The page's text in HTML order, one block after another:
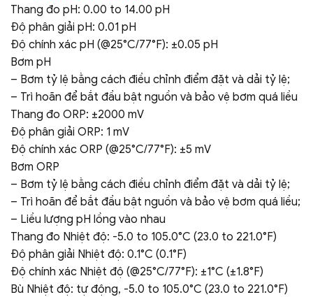
Thang đo pH: 0.00 to 14.00 pH
Độ phân giải pH: 0.01 pH
Độ chính xác pH (@25°C/77°F): ±0.05 pH
Bơm pH
– Bơm tỷ lệ bằng cách điều chỉnh điểm đặt và dải tỷ lệ;
– Trì hoãn để bắt đầu bật nguồn và bảo vệ bơm quá liều
Thang đo ORP: ±2000 mV
Độ phân giải ORP: 1 mV
Độ chính xác ORP (@25°C/77°F): ±5 mV
Bơm ORP
– Bơm tỷ lệ bằng cách điều chỉnh điểm đặt và dải tỷ lệ;
– Trì hoãn để bắt đầu bật nguồn và bảo vệ bơm quá liều;
– Liều lượng pH lồng vào nhau
Thang đo Nhiệt độ: -5.0 to 105.0°C (23.0 to 221.0°F)
Độ phân giải Nhiệt độ: 0.1°C (0.1°F)
Độ chính xác Nhiệt độ (@25°C/77°F): ±1°C (±1.8°F)
Bù Nhiệt độ: tự động, -5.0 to 105.0°C (23.0 to 221.0°F)